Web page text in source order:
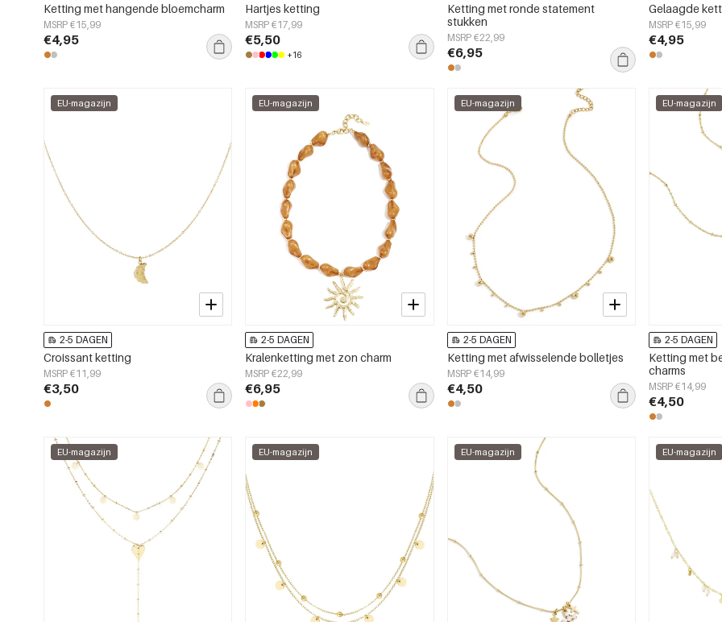
Ketting met hangende bloemcharm
MSRP €15,99
€4,95
Hartjes ketting
MSRP €17,99
€5,50
+16
Ketting met ronde statement
stukken
MSRP €22,99
€6,95
Gelaagde
MSRP €15,99
€4,95
EU-magazijn
2-5 DAGEN
Croissant ketting
MSRP €11,99
€3,50
EU-magazijn
2-5 DAGEN
Kralenketting met zon charm
MSRP €22,99
€6,95
EU-magazijn
2-5 DAGEN
Ketting met afwisselende bolletjes
MSRP €14,99
€4,50
EU-magazijn
2-5 DAGEN
Ketting met
charms
MSRP €14,99
€4,50
EU-magazijn EU-magazijn EU-magazijn EU-magazijn